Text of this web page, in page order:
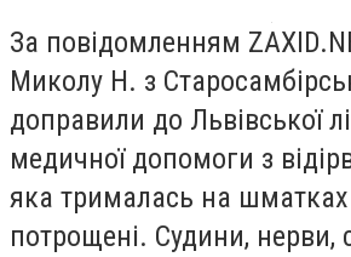
За повідомленням
Миколу Н. з
доправили до Львівської
медичної допомоги з
яка трималась на шматках
потрощені. Судини, нерви,